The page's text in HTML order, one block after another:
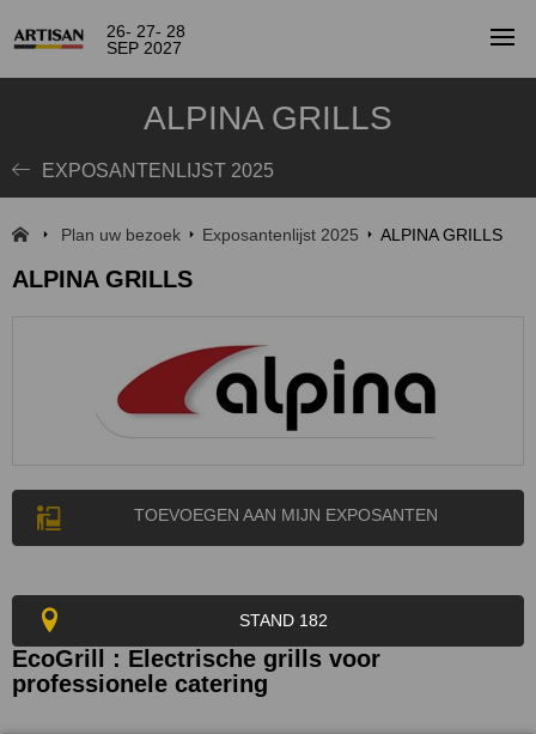
26- 27- 28
SEP 2027
ALPINA GRILLS
EXPOSANTENLIJST 2025
Plan uw bezoek Exposantenlijst 2025 ALPINA GRILLS
ALPINA GRILLS
TOEVOEGEN AAN MIJN EXPOSANTEN
STAND 182
EcoGrill : Electrische grills voor
professionele catering